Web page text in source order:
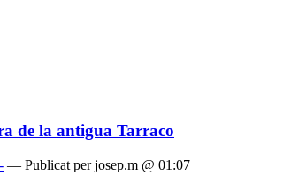
de la antigua Tarraco
— Publicat per josep.m @ 01:07